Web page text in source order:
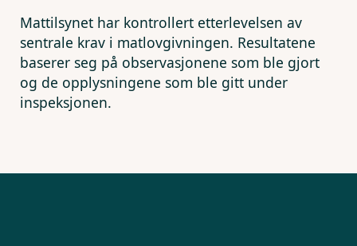
Mattilsynet har kontrollert etterlevelsen av
sentrale krav i matlovgivningen. Resultatene
baserer seg på observasjonene som ble gjort
og de opplysningene som ble gitt under
inspeksjonen.